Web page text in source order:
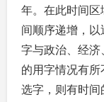
年。在此时间
间顺序递增，
字与政治、经济
的用字情况有
选字，则有时间